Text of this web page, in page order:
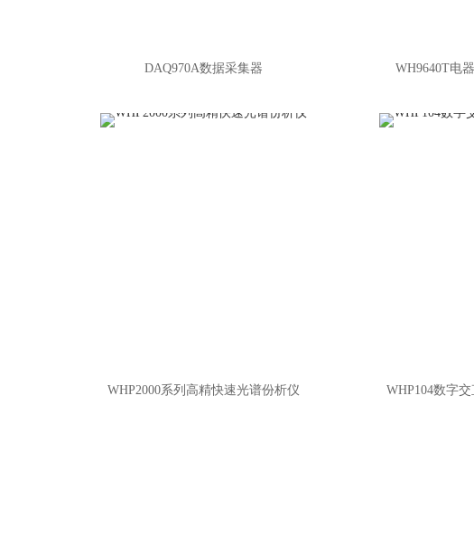
DAQ970A数据采集器 WH9640T电
WHP2000系列高精快速光谱份析仪 WHP104数字